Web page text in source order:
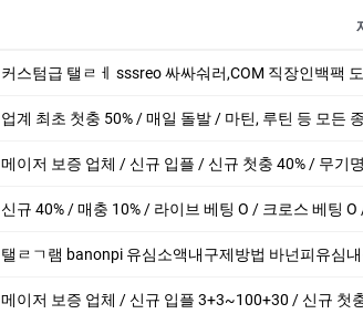
커스텀급 탤ㄹㅔ sssreo 싸싸숴러,COM 직장인백팩 도
업계 최초 첫충 50% / 매일 돌발 / 마틴, 루틴 등 모든
메이저 보증 업체 / 신규 입플 / 신규 첫충 40% / 무기
신규 40% / 매충 10% / 라이브 베팅 O / 크로스 베팅
탤ㄹㄱ램 banonpi 유심소액내구제방법 바넌피유심내구제 모바
메이저 보증 업체 / 신규 입플 3+3~100+30 / 신규 첫